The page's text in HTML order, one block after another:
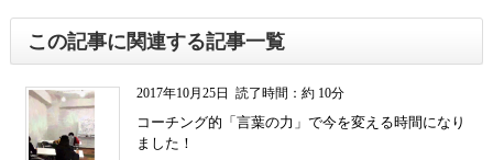
この記事に関連する記事一覧
2017年10月25日 読了時間：約 10分
コーチング的「言葉の力」で今を変える時間になり
ました！